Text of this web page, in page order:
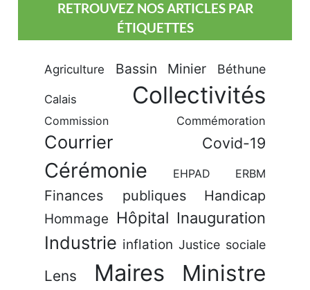
RETROUVEZ NOS ARTICLES PAR
ÉTIQUETTES
Agriculture Bassin Minier Béthune
Calais Collectivités
Commission Commémoration
Courrier Covid-19
Cérémonie EHPAD ERBM
Finances publiques Handicap
Hommage Hôpital Inauguration
Industrie inflation Justice sociale
Lens Maires Ministre